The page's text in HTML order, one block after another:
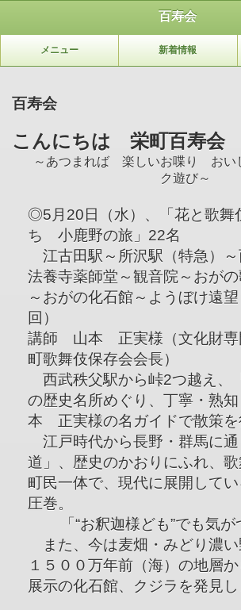
百寿会
メニュー 新着情報
百寿会
こんにちは 栄町百寿会
～あつまれば 楽しいお喋り おい
ク遊び～
◎5月20日（水）、「花と歌舞
ち 小鹿野の旅」22名
江古田駅～所沢駅（特急）～
法養寺薬師堂～観音院～おが
～おがの化石館～ようぼけ遠
回）
講師 山本 正実様（文化財
町歌舞伎保存会会長）
西武秩父駅から峠2つ越え、
の歴史名所めぐり、丁寧・
本 正実様の名ガイドで散策を
江戸時代から長野・群馬に
道」、歴史のかおりにふれ、
町民一体で、現代に展開して
圧巻。
「“お釈迦様ども”でも気が
また、今は麦畑・みどり濃い
１５００万年前（海）の地層か
展示の化石館、クジラを発見し